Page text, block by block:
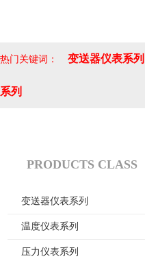
热门关键词： 变送器仪表系列
系列
PRODUCTS CLASS
变送器仪表系列
温度仪表系列
压力仪表系列